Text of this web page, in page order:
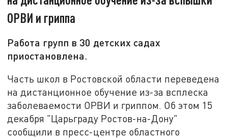
ОРВИ и гриппа
Работа групп в 30 детских садах
приостановлена.
Часть школ в Ростовской области переведена
на дистанционное обучение из-за всплеска
заболеваемости ОРВИ и гриппом. Об этом 15
декабря "Царьграду Ростов-на-Дону"
сообщили в пресс-центре областного